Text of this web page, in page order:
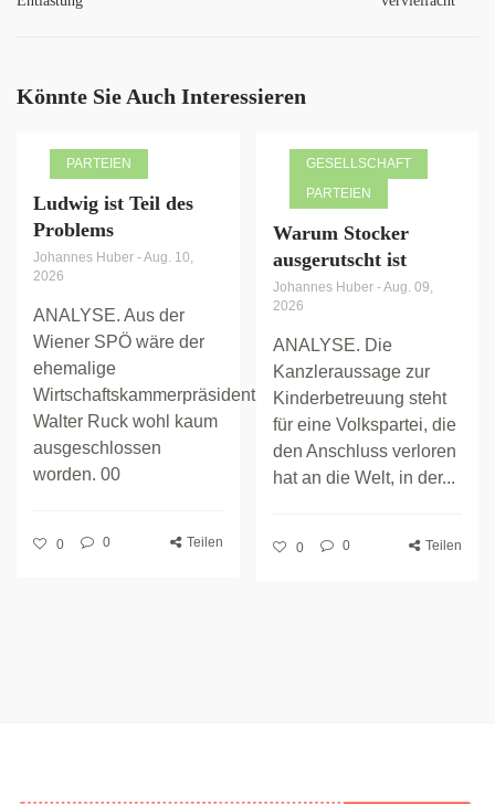
Könnte Sie Auch Interessieren
PARTEIEN
Ludwig ist Teil des
Problems
Johannes Huber -Aug. 10,
2026
ANALYSE. Aus der
Wiener SPÖ wäre der
ehemalige
Wirtschaftskammerpräsident
Walter Ruck wohl kaum
ausgeschlossen
worden. 00
0 0 Teilen
GESELLSCHAFT
PARTEIEN
Warum Stocker
ausgerutscht ist
Johannes Huber -Aug. 09,
2026
ANALYSE. Die
Kanzleraussage zur
Kinderbetreuung steht
für eine Volkspartei, die
den Anschluss verloren
hat an die Welt, in der...
0 0 Teilen